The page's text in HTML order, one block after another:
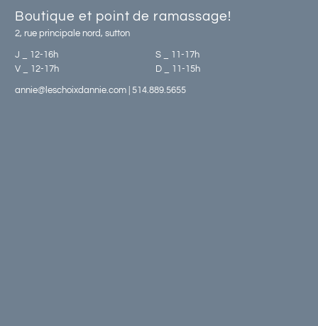
Boutique et point de ramassage!
2, rue principale nord, sutton
J _ 12-16h
V _ 12-17h
S _ 11-17h
D _ 11-15h
annie@leschoixdannie.com | 514.889.5655